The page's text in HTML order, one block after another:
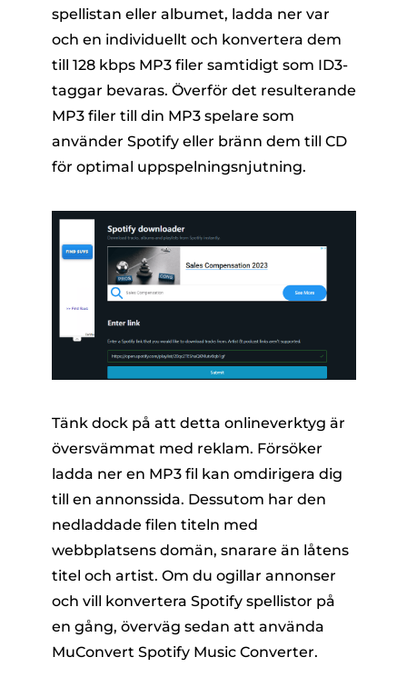
spellistan eller albumet, ladda ner var
och en individuellt och konvertera dem
till 128 kbps MP3 filer samtidigt som ID3-
taggar bevaras. Överför det resulterande
MP3 filer till din MP3 spelare som
använder Spotify eller bränn dem till CD
för optimal uppspelningsnjutning.
Tänk dock på att detta onlineverktyg är
översvämmat med reklam. Försöker
ladda ner en MP3 fil kan omdirigera dig
till en annonssida. Dessutom har den
nedladdade filen titeln med
webbplatsens domän, snarare än låtens
titel och artist. Om du ogillar annonser
och vill konvertera Spotify spellistor på
en gång, överväg sedan att använda
MuConvert Spotify Music Converter.